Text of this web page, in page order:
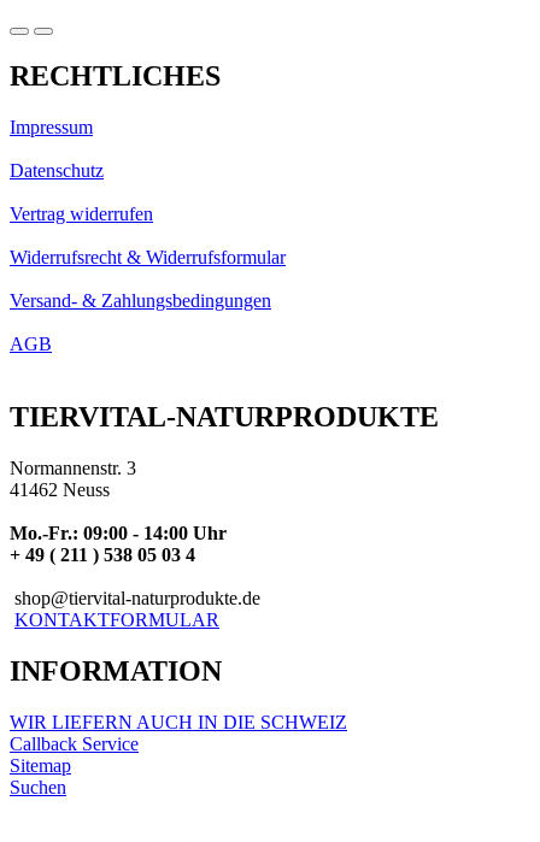
RECHTLICHES
Impressum
Datenschutz
Vertrag widerrufen
Widerrufsrecht & Widerrufsformular
Versand- & Zahlungsbedingungen
AGB
TIERVITAL-NATURPRODUKTE
Normannenstr. 3
41462 Neuss
Mo.-Fr.: 09:00 - 14:00 Uhr
+ 49 ( 211 ) 538 05 03 4
shop@tiervital-naturprodukte.de
KONTAKTFORMULAR
INFORMATION
WIR LIEFERN AUCH IN DIE SCHWEIZ
Callback Service
Sitemap
Suchen